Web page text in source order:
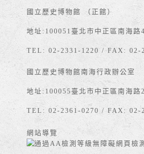
國立歷史博物館 （正館）
地址:100051臺北市中正區南海路
TEL: 02-2331-1220 / FAX: 02-
國立歷史博物館南海行政辦公室
地址:100055臺北市中正區南海路
TEL: 02-2361-0270 / FAX: 02-
網站導覽